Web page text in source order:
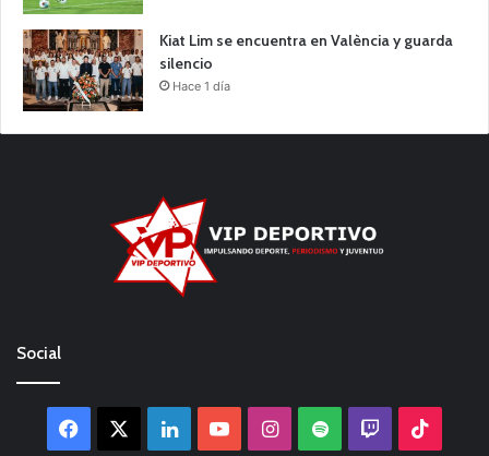
Kiat Lim se encuentra en València y guarda
silencio
Hace 1 día
Social
Facebook LinkedInYouTubeInstagram
Spotify Twitch